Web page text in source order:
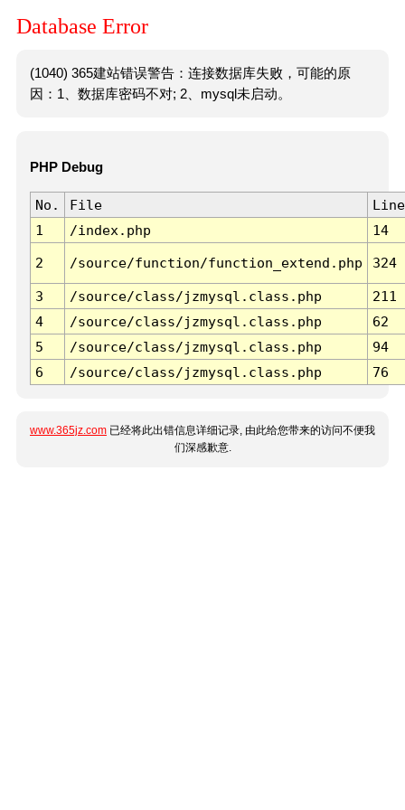
Database Error
(1040) 365建站错误警告：连接数据库失败，可能的原
因：1、数据库密码不对; 2、mysql未启动。
PHP Debug
No. File
Line
1
/index.php 14
2 /source/function/function_extend.php 324
3 /source/class/jzmysql.class.php
211
4
/source/class/jzmysql.class.php
62
5
/source/class/jzmysql.class.php
94
6
/source/class/jzmysql.class.php 76
www.365jz.com 已经将此出错信息详细记录, 由此给您带来的访问不便我
们深感歉意.